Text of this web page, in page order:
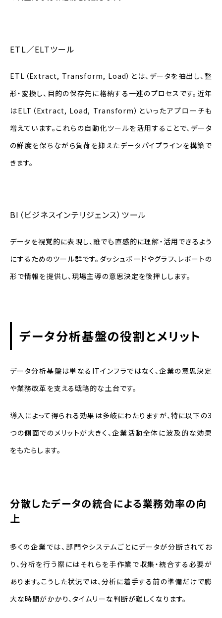
ETL／ELTツール
ETL（Extract, Transform, Load）とは、データを抽出し、整
形・変換し、目的の保存先に格納する一連のプロセスです。近年
はELT（Extract, Load, Transform）といったアプローチも
増えています。これらの自動化ツールを活用することで、データ
の鮮度を保ちながら負荷を抑えたデータパイプラインを構築で
きます。
BI（ビジネスインテリジェンス）ツール
データを視覚的に表現し、誰でも直感的に理解・活用できるよう
にするためのツール群です。ダッシュボードやグラフ、レポートの
形で情報を提供し、現場主導の意思決定を後押しします。
データ分析基盤の役割とメリット
データ分析基盤は単なるITインフラではなく、企業の意思決定
や業務改革を支える戦略的な土台です。
導入によって得られる効果は多岐にわたりますが、特に以下の3
つの側面でのメリットが大きく、企業活動全体に波及的な効果
をもたらします。
分散したデータの統合による業務効率の向
上
多くの企業では、部門やシステムごとにデータが分断されてお
り、分析を行う際にはそれらを手作業で収集・統合する必要が
あります。こうした状況では、分析に着手する前の準備だけで膨
大な時間がかかり、タイムリーな判断が難しくなります。